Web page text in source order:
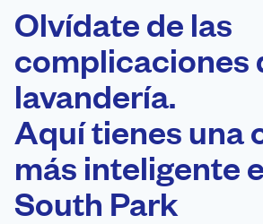
Laundryheap.com
Programa tu
0 min
Recojo y entrega
casa
Olvídate de las
complicaciones
lavandería.
Aquí tienes una
más inteligente
South Park